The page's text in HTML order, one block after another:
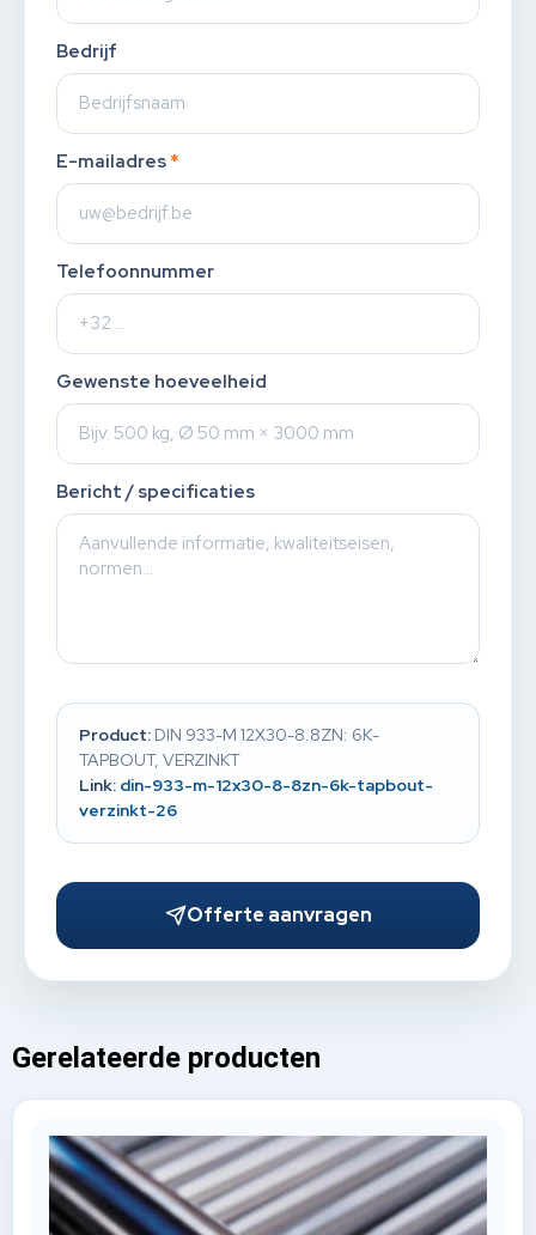
Bedrijf
E-mailadres *
Telefoonnummer
Gewenste hoeveelheid
Bericht / specificaties
Product: DIN 933-M 12X30-8.8ZN: 6K-
TAPBOUT, VERZINKT
Link: din-933-m-12x30-8-8zn-6k-tapbout-
verzinkt-26
Offerte aanvragen
Gerelateerde producten